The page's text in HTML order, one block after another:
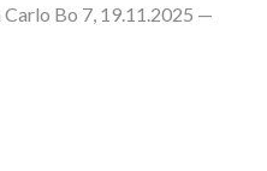
Bo 7, 19.11.2025 —